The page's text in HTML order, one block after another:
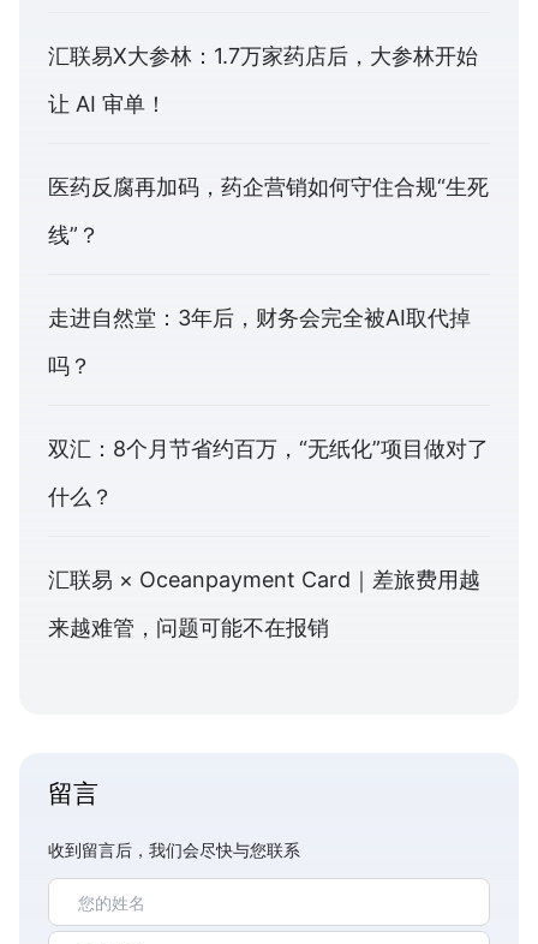
汇联易X大参林：1.7万家药店后，大参林开始
让 AI 审单！
医药反腐再加码，药企营销如何守住合规“生死
线”？
走进自然堂：3年后，财务会完全被AI取代掉
吗？
双汇：8个月节省约百万，“无纸化”项目做对了
什么？
汇联易 × Oceanpayment Card｜差旅费用越
来越难管，问题可能不在报销
留言
收到留言后，我们会尽快与您联系